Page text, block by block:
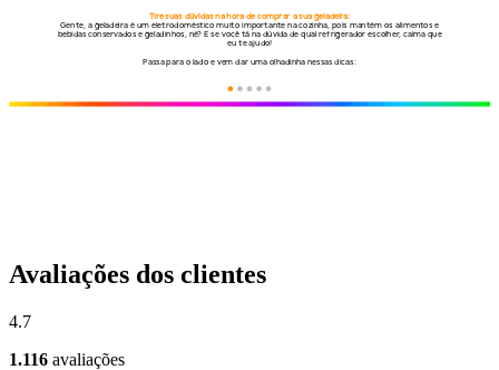
Avaliações dos clientes
4.7
1.116 avaliações